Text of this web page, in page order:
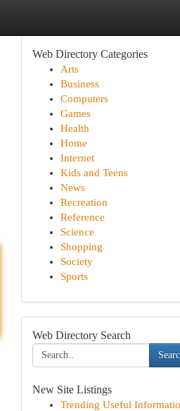
Web Directory Categories
Arts
Business
Computers
Games
Health
Home
Internet
Kids and Teens
News
Recreation
Reference
Science
Shopping
Society
Sports
Web Directory Search
New Site Listings
Trending Useful